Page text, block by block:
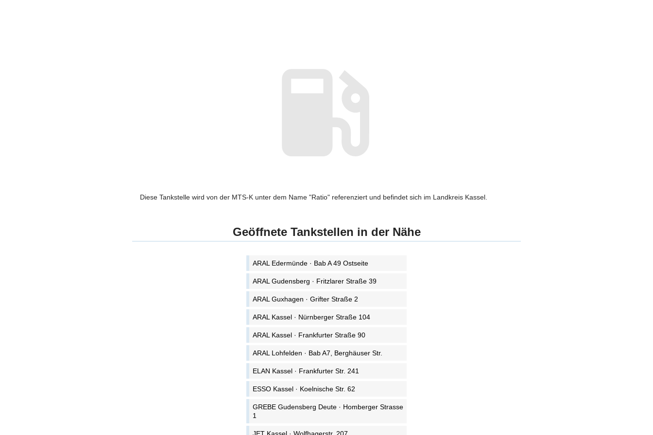
Diese Tankstelle wird von der MTS-K unter dem Name "Ratio" referenziert und befindet sich im Landkreis Kassel.
Geöffnete Tankstellen in der Nähe
ARAL Edermünde · Bab A 49 Ostseite
ARAL Gudensberg · Fritzlarer Straße 39
ARAL Guxhagen · Grifter Straße 2
ARAL Kassel · Nürnberger Straße 104
ARAL Kassel · Frankfurter Straße 90
ARAL Lohfelden · Bab A7, Berghäuser Str.
ELAN Kassel · Frankfurter Str. 241
ESSO Kassel · Koelnische Str. 62
GREBE Gudensberg Deute · Homberger Strasse
1